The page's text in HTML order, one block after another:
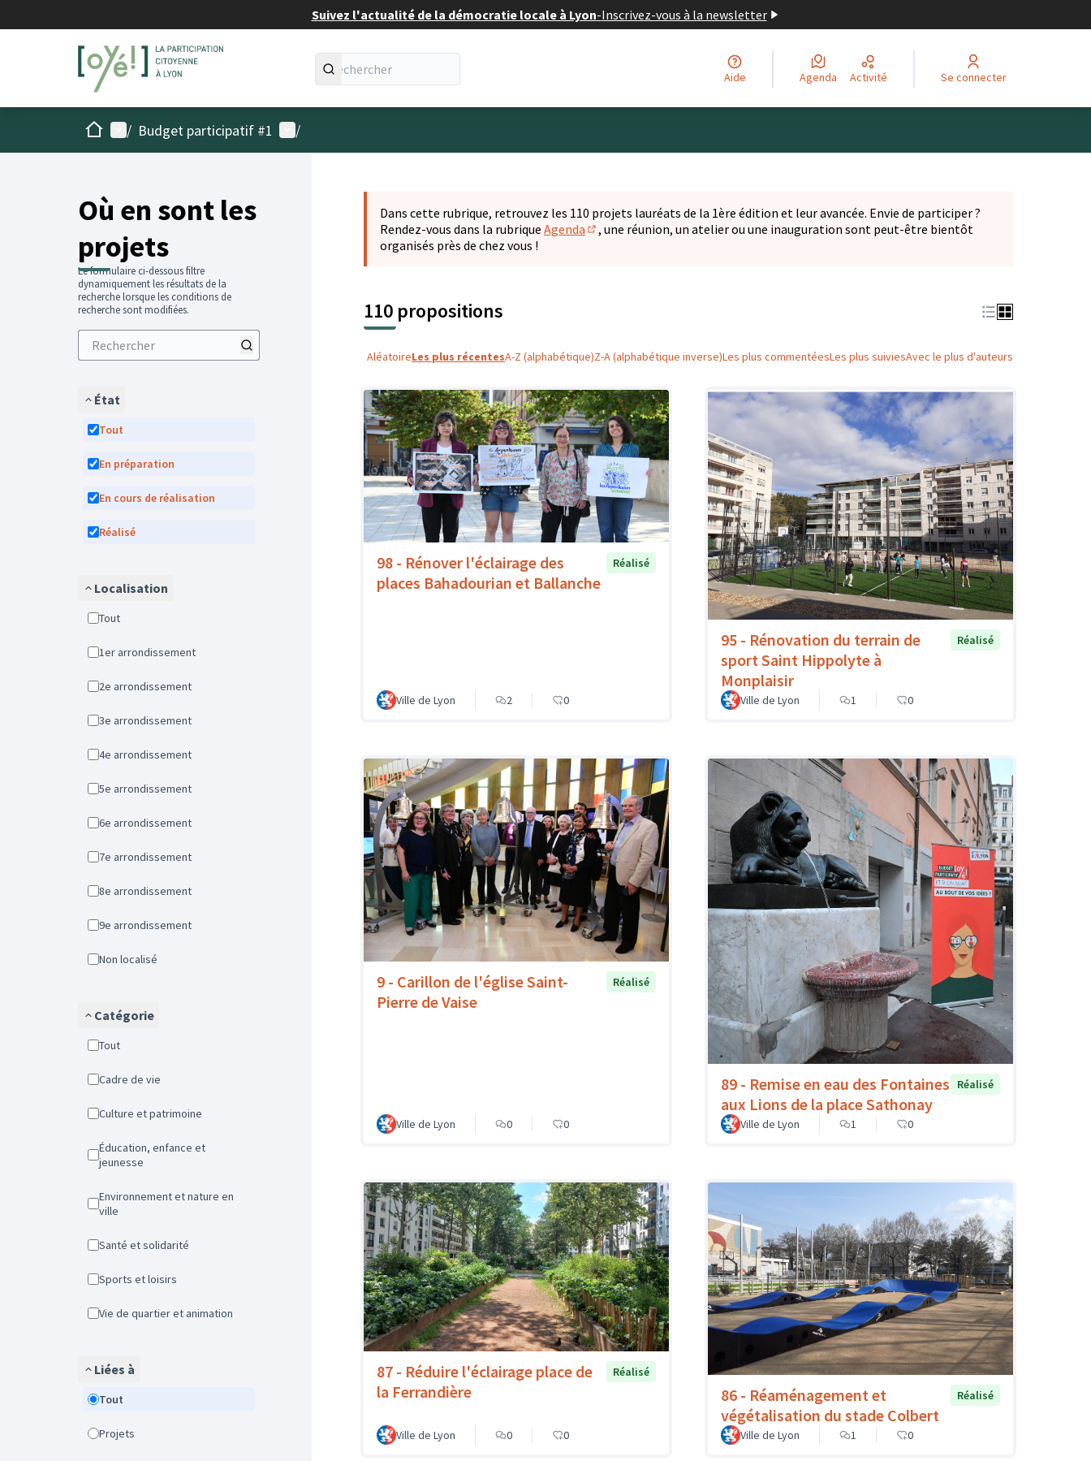
Suivez l'actualité de la démocratie locale à Lyon-Inscrivez-vous à la newsletter
Aide Agenda Activité Se connecter
AccueilMenu principal
/ Budget participatif #1 Menu utilisateur
/
Où en sont les
projets
Le formulaire ci-dessous filtre
dynamiquement les résultats de la
recherche lorsque les conditions de
recherche sont modifiées.
État
Tout
En préparation
En cours de réalisation
Réalisé
Localisation
Tout
1er arrondissement
2e arrondissement
3e arrondissement
4e arrondissement
5e arrondissement
6e arrondissement
7e arrondissement
8e arrondissement
9e arrondissement
Non localisé
Catégorie
Tout
Cadre de vie
Culture et patrimoine
Éducation, enfance et
jeunesse
Environnement et nature en
ville
Santé et solidarité
Sports et loisirs
Vie de quartier et animation
Liées à
Tout
Projets
Dans cette rubrique, retrouvez les 110 projets lauréats de la 1ère édition et leur avancée. Envie de participer ?
Rendez-vous dans la rubrique Agenda
(S'ouvre dans un nouvel onglet)
, une réunion, un atelier ou une inauguration sont peut-être bientôt
organisés près de chez vous !
110 propositions
AléatoireLes plus récentesA-Z (alphabétique)Z-A (alphabétique inverse)Les plus commentéesLes plus suiviesAvec le plus d'auteurs
98 - Rénover l'éclairage des
places Bahadourian et Ballanche
Réalisé
Ville de Lyon 2 0
95 - Rénovation du terrain de
sport Saint Hippolyte à
Monplaisir
Réalisé
Ville de Lyon 1 0
9 - Carillon de l'église Saint-
Pierre de Vaise
Réalisé
Ville de Lyon 0 0
89 - Remise en eau des Fontaines
aux Lions de la place Sathonay
Réalisé
Ville de Lyon 1 0
87 - Réduire l'éclairage place de
la Ferrandière
Réalisé
Ville de Lyon 0 0
86 - Réaménagement et
végétalisation du stade Colbert
Réalisé
Ville de Lyon 1 0